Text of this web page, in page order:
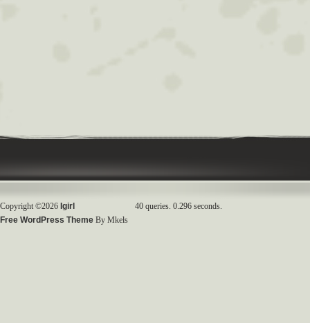
Copyright ©2026 Igirl
Free WordPress Theme By Mkels
40 queries. 0.296 seconds.